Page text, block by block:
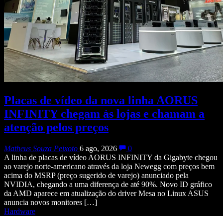
Placas de vídeo da nova linha AORUS
INFINITY chegam às lojas e chamam a
atenção pelos preços
Matheus Souza Peixoto 6 ago, 2026
0
A linha de placas de vídeo AORUS INFINITY da Gigabyte chegou
ao varejo norte-americano através da loja Newegg com preços bem
acima do MSRP (preço sugerido de varejo) anunciado pela
NVIDIA, chegando a uma diferença de até 90%. Novo ID gráfico
da AMD aparece em atualização do driver Mesa no Linux ASUS
anuncia novos monitores […]
Hardware